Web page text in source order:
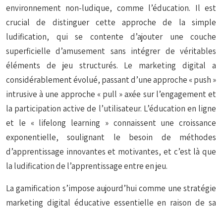
environnement non-ludique, comme l’éducation. Il est
crucial de distinguer cette approche de la simple
ludification, qui se contente d’ajouter une couche
superficielle d’amusement sans intégrer de véritables
éléments de jeu structurés. Le marketing digital a
considérablement évolué, passant d’une approche « push »
intrusive à une approche « pull » axée sur l’engagement et
la participation active de l’utilisateur. L’éducation en ligne
et le « lifelong learning » connaissent une croissance
exponentielle, soulignant le besoin de méthodes
d’apprentissage innovantes et motivantes, et c’est là que
la ludification de l’apprentissage entre en jeu.
La gamification s’impose aujourd’hui comme une stratégie
marketing digital éducative essentielle en raison de sa